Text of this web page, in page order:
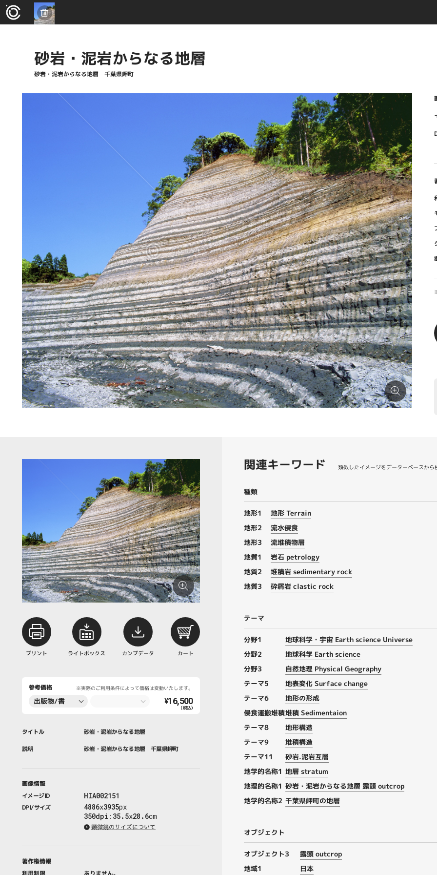
砂岩・泥岩からなる地層
砂岩・泥岩からなる地層 千葉県岬町
プリント ライトボックス カンプデータ カート
参考価格 ※実際のご利用条件によって価格は変動いたします。
出版物/書
¥16,500
（税込）
タイトル 砂岩・泥岩からなる地層
説明 砂岩・泥岩からなる地層 千葉県岬町
画像情報
イメージID
HIA002151
DPI/サイズ 4886x3935px
350dpi : 35.5x28.6cm
顕微鏡のサイズについて
著作権情報
利用制限
ありません。
関連キーワード 類似したイメージをデーターベースから
種類
地形1
地形 Terrain
地形2
流水侵食
地形3
流堆積物層
地質1
岩石 petrology
地質2
堆積岩 sedimentary rock
地質3
砕屑岩 clastic rock
テーマ
分野1
地球科学・宇宙 Earth science Universe
分野2
地球科学 Earth science
分野3
自然地理 Physical Geography
テーマ5
地表変化 Surface change
テーマ6
地形の形成
侵食運搬堆積堆積 Sedimentaion
テーマ8
地形構造
テーマ9
堆積構造
テーマ11
砂岩.泥岩互層
地学的名称1 地層 stratum
地理的名称1 砂岩・泥岩からなる地層 露頭 outcrop
地学的名称2 千葉県岬町の地層
オブジェクト
オブジェクト3
露頭 outcrop
地域1
日本